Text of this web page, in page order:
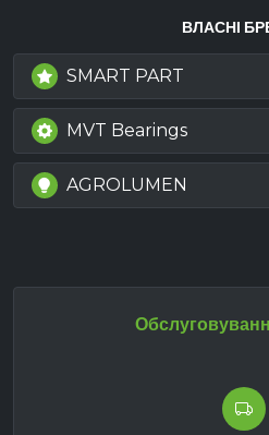
ВЛАСНІ
SMART PART
MVT Bearings
AGROLUMEN